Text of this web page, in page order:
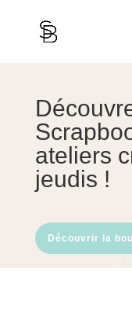
ateliers
jeudis !
Découvrir la